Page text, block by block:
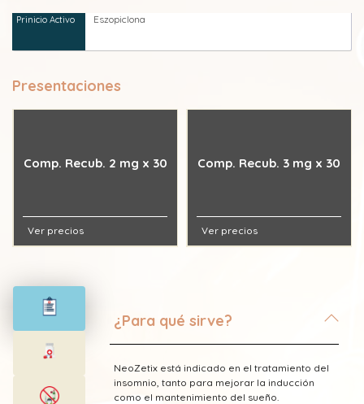
Eszopiclona
Presentaciones
Comp. Recub. 2 mg x 30
Ver precios
Comp. Recub. 3 mg x 30
Ver precios
¿Para qué sirve?
NeoZetix está indicado en el tratamiento del
insomnio, tanto para mejorar la inducción
como el mantenimiento del sueño.